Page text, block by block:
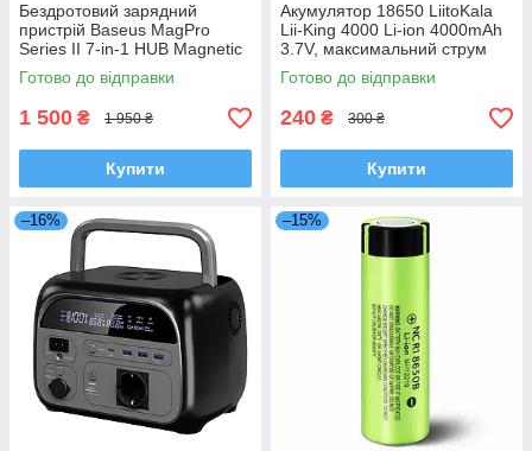
Бездротовий зарядний
пристрій Baseus MagPro
Series II 7-in-1 HUB Magnetic
Wireless Charging 15W
Готово до відправки
1 500 ₴ 1 950 ₴
Купити
Акумулятор 18650 LiitoKala
Lii-King 4000 Li-ion 4000mAh
3.7V, максимальний струм
12A, перезаряджуваний
Готово до відправки
240 ₴ 300 ₴
Купити
–16% –15%